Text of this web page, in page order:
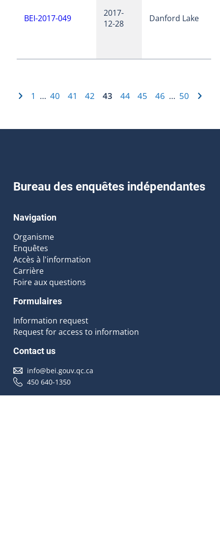
BEI-2017-049
2017-
12-28
Danford Lake
1 … 40 41 42 43 44 45 46 … 50
Bureau des enquêtes indépendantes
Navigation
Organisme
Enquêtes
Accès à l'information
Carrière
Foire aux questions
Formulaires
Information request
Request for access to information
Contact us
info@bei.gouv.qc.ca
450 640-1350